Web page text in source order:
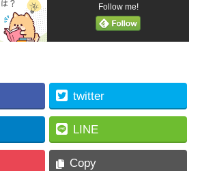
Follow me!
twitter
LINE
Copy